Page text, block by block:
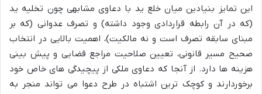
این تمایز بنیادین میان خلع ید با دعاوی مشابهی چون تخلیه ید
(که در آن رابطه قراردادی وجود داشته) و تصرف عدوانی (که بر
مبنای سابقه تصرف است و نه مالکیت)، اهمیت بالایی در انتخاب
صحیح مسیر قانونی، تعیین صلاحیت مراجع قضایی و پیش بینی
هزینه ها دارد. از آنجا که دعاوی ملکی از پیچیدگی های خاص خود
برخوردارند و کوچک ترین اشتباه در طرح دعوا می تواند منجر به